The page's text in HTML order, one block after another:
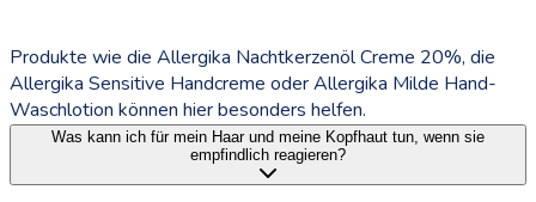
Produkte wie die Allergika Nachtkerzenöl Creme 20%, die
Allergika Sensitive Handcreme oder Allergika Milde Hand-
Waschlotion können hier besonders helfen.
Was kann ich für mein Haar und meine Kopfhaut tun, wenn sie
empfindlich reagieren?